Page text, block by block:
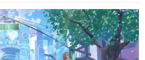
、国際線は上限2万円まで支払う。